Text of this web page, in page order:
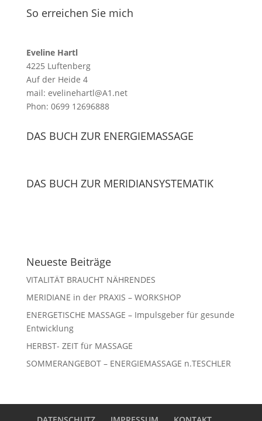
So erreichen Sie mich
Eveline Hartl
4225 Luftenberg
Auf der Heide 4
mail: evelinehartl@A1.net
Phon: 0699 12696888
DAS BUCH ZUR ENERGIEMASSAGE
DAS BUCH ZUR MERIDIANSYSTEMATIK
Neueste Beiträge
VITALITÄT BRAUCHT NÄHRENDES
MERIDIANE in der PRAXIS – WORKSHOP
ENERGETISCHE MASSAGE – Impulsgeber für gesunde
Entwicklung
HERBST- ZEIT für MASSAGE
SOMMERANGEBOT – ENERGIEMASSAGE n.TESCHLER